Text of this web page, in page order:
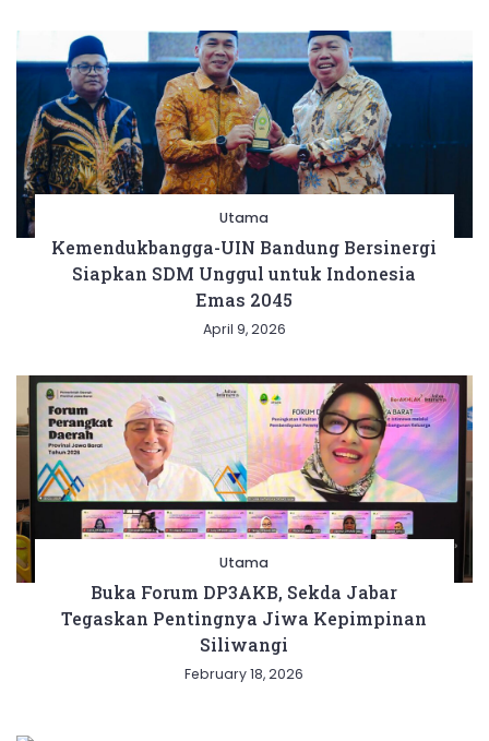
Utama
Kemendukbangga-UIN Bandung Bersinergi
Siapkan SDM Unggul untuk Indonesia
Emas 2045
April 9, 2026
Utama
Buka Forum DP3AKB, Sekda Jabar
Tegaskan Pentingnya Jiwa Kepimpinan
Siliwangi
February 18, 2026